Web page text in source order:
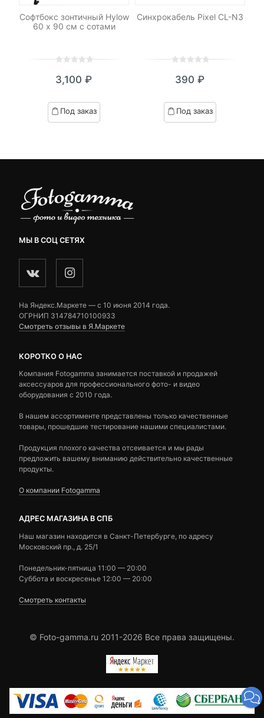
Софтбокс зонтичный Hylow
60 х 90 см с сотами
out
based
on
3,100 ₽
Под заказ
Синхрокабель Pixel CL-N3
out
based
on
390 ₽
Под заказ
МЫ В СОЦ СЕТЯХ
На Яндекс.Маркете — c 10 июня 2014 года.
ОГРНИП 314784710100933
Смотреть отзывы в Я.Маркете
КОРОТКО О НАС
Компания Fotogamma занимается поставкой и продажей
аксессуаров для профессионального фото- и видео
оборудования с 2010 года.
В нашем ассортименте представлены только качественные
товары, прошедшие тестирование нашими специалистами.
Продукция плохого качества отсеивается и мы рады
предложить вашему вниманию действительно качественные
продукты.
О компании Fotogamma
АДРЕС МАГАЗИНА В СПБ
Наш магазин находится в Санкт-Петербурге, по адресу
Московский пр., д. 25/1
Понедельник-пятница 11:00 — 20:00
Суббота и воскресенье 12:00 — 20:00
Смотреть контакты
© Foto-gamma.ru 2011-2026 Все права защищены.